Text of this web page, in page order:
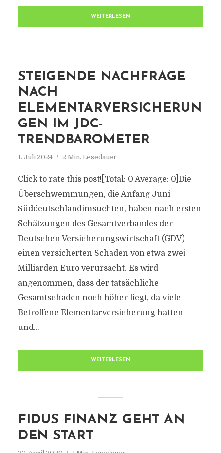
WEITERLESEN
STEIGENDE NACHFRAGE
NACH
ELEMENTARVERSICHERUN
GEN IM JDC-
TRENDBAROMETER
1. Juli 2024 2 Min. Lesedauer
Click to rate this post![Total: 0 Average: 0]Die
Überschwemmungen, die Anfang Juni
Süddeutschlandimsuchten, haben nach ersten
Schätzungen des Gesamtverbandes der
Deutschen Versicherungswirtschaft (GDV)
einen versicherten Schaden von etwa zwei
Milliarden Euro verursacht. Es wird
angenommen, dass der tatsächliche
Gesamtschaden noch höher liegt, da viele
Betroffene Elementarversicherung hatten
und...
WEITERLESEN
FIDUS FINANZ GEHT AN
DEN START